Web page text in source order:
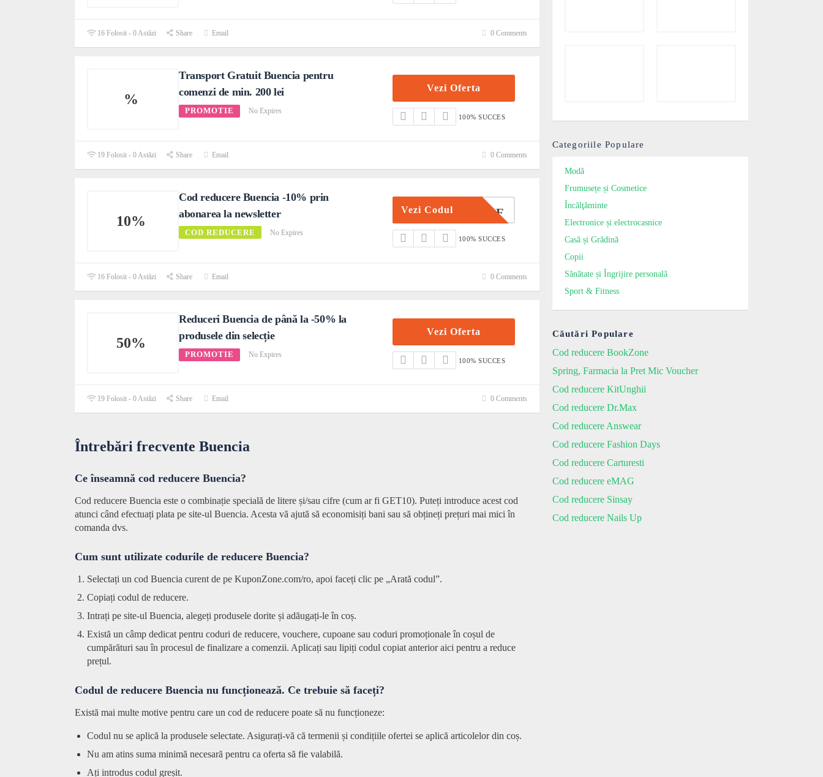
16 Folosit - 0 Astăzi Share Email 0 Comments
%
Transport Gratuit Buencia pentru
comenzi de min. 200 lei
PROMOTIE No Expires
Vezi Oferta
100% SUCCES
19 Folosit - 0 Astăzi Share Email 0 Comments
10%
Cod reducere Buencia -10% prin
abonarea la newsletter
COD REDUCERE No Expires
ETALIILE
Vezi Codul
100% SUCCES
16 Folosit - 0 Astăzi Share Email 0 Comments
50%
Reduceri Buencia de până la -50% la
produsele din selecție
PROMOTIE No Expires
Vezi Oferta
100% SUCCES
19 Folosit - 0 Astăzi Share Email 0 Comments
Întrebări frecvente Buencia
Ce înseamnă cod reducere Buencia?
Cod reducere Buencia este o combinație specială de litere și/sau cifre (cum ar fi GET10). Puteți introduce acest cod
atunci când efectuați plata pe site-ul Buencia. Acesta vă ajută să economisiți bani sau să obțineți prețuri mai mici în
comanda dvs.
Cum sunt utilizate codurile de reducere Buencia?
Selectați un cod Buencia curent de pe KuponZone.com/ro, apoi faceți clic pe „Arată codul”.
Copiați codul de reducere.
Intrați pe site-ul Buencia, alegeți produsele dorite și adăugați-le în coș.
Există un câmp dedicat pentru coduri de reducere, vouchere, cupoane sau coduri promoționale în coșul de
cumpărături sau în procesul de finalizare a comenzii. Aplicați sau lipiți codul copiat anterior aici pentru a reduce
prețul.
Codul de reducere Buencia nu funcționează. Ce trebuie să faceți?
Există mai multe motive pentru care un cod de reducere poate să nu funcționeze:
Codul nu se aplică la produsele selectate. Asigurați-vă că termenii și condițiile ofertei se aplică articolelor din coș.
Nu am atins suma minimă necesară pentru ca oferta să fie valabilă.
Ați introdus codul greșit.
Categoriile Populare
Modă
Frumusețe și Cosmetice
Încălţăminte
Electronice și electrocasnice
Casă și Grădină
Copii
Sănătate și Îngrijire personală
Sport & Fitness
Căutări Populare
Cod reducere BookZone
Spring, Farmacia la Pret Mic Voucher
Cod reducere KitUnghii
Cod reducere Dr.Max
Cod reducere Answear
Cod reducere Fashion Days
Cod reducere Carturesti
Cod reducere eMAG
Cod reducere Sinsay
Cod reducere Nails Up